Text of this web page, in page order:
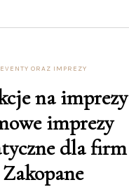
EVENTY ORAZ IMPREZY
na imprezy
imprezy
dla firm
Zakopane